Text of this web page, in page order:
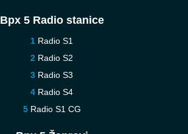
Врх 5 Radio stanice
Radio S1
Radio S2
Radio S3
Radio S4
Radio S1 CG